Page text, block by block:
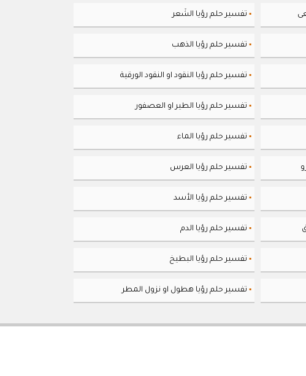
▪ تفسير حلم رؤيا الشَعر
▪ تفسير حلم رؤيا الذهب
▪ تفسير حلم رؤيا النقود او النقود الورقية
▪ تفسير حلم رؤيا الطير او العصفور
▪ تفسير حلم رؤيا الماء
▪ تفسير حلم رؤيا العرس
▪ تفسير حلم رؤيا الأسد
▪ تفسير حلم رؤيا الدم
▪ تفسير حلم رؤيا البطيخ
▪ تفسير حلم رؤيا هطول او نزول المطر